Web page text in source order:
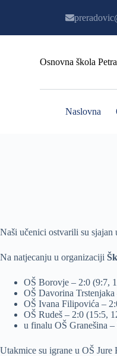
Osnovna škola
Naslovna
Naši učenici ostvarili su sjajan
Na natjecanju u organizaciji
OŠ Borovje – 2:0 (9:7,
OŠ Davorina
OŠ Ivana Filipovića –
OŠ Rudeš – 2:0 (15:5,
u finalu OŠ Granešina
Utakmice su igrane u OŠ